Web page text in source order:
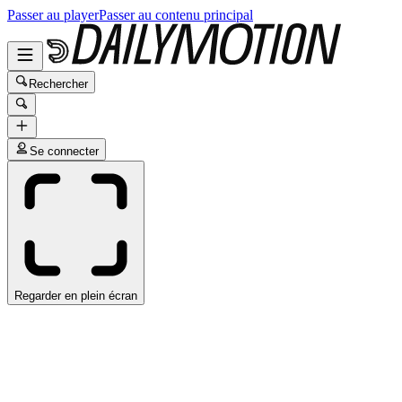
Passer au playerPasser au contenu principal
Rechercher
Se connecter
Regarder en plein écran